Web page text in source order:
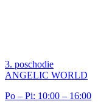
3. poschodie
ANGELIC WORLD
Po – Pi: 10:00 – 16:00